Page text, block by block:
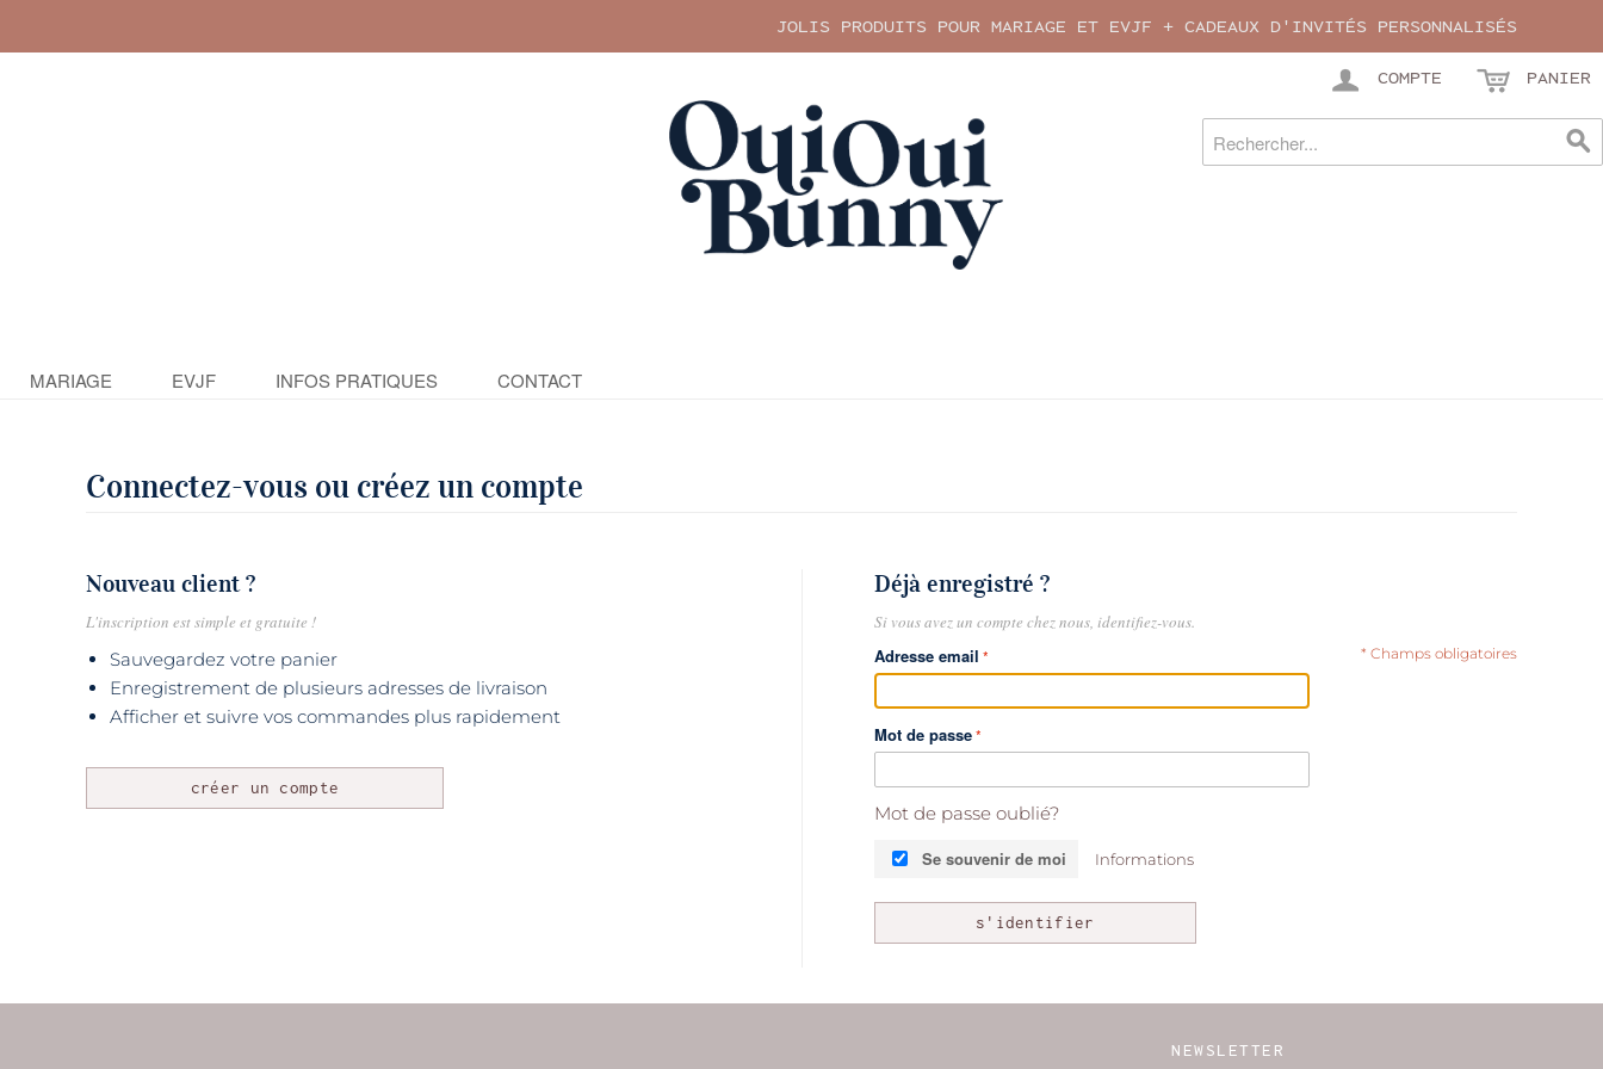
JOLIS PRODUITS POUR MARIAGE ET EVJF + CADEAUX D'INVITÉS PERSONNALISÉS
COMPTE PANIER
MARIAGE EVJF INFOS PRATIQUES CONTACT
Connectez-vous ou créez un compte
Nouveau client ?
L'inscription est simple et gratuite !
Sauvegardez votre panier
Enregistrement de plusieurs adresses de livraison
Afficher et suivre vos commandes plus rapidement
créer un compte
Déjà enregistré ?
Si vous avez un compte chez nous, identifiez-vous.
* Champs obligatoires
Adresse email
Mot de passe
Mot de passe oublié?
Se souvenir de moi
Informations
s'identifier
NEWSLETTER